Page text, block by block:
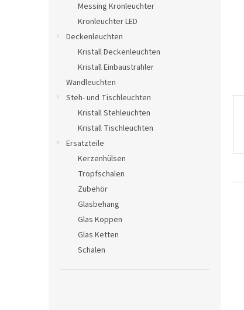
Messing Kronleuchter
Kronleuchter LED
Deckenleuchten
Kristall Deckenleuchten
Kristall Einbaustrahler
Wandleuchten
Steh- und Tischleuchten
Kristall Stehleuchten
Kristall Tischleuchten
Ersatzteile
Kerzenhülsen
Tropfschalen
Zubehör
Glasbehang
Glas Koppen
Glas Ketten
Schalen